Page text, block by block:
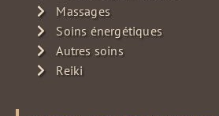
Massages
Soins énergétiques
Autres soins
Reiki